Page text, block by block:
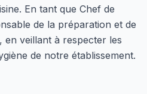
En tant que Chef de
de la préparation et de
en veillant à respecter les
de notre établissement.